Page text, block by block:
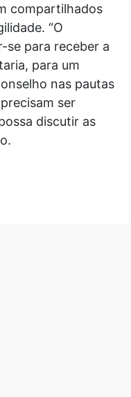
compartilhados
“O
se para receber a
para um
nas pautas
ser
discutir as